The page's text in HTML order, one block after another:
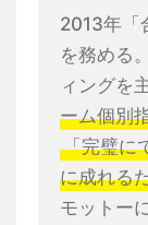
2013年「
を務める
ィングを
ーム個別
「完璧に
に成れる
モットー